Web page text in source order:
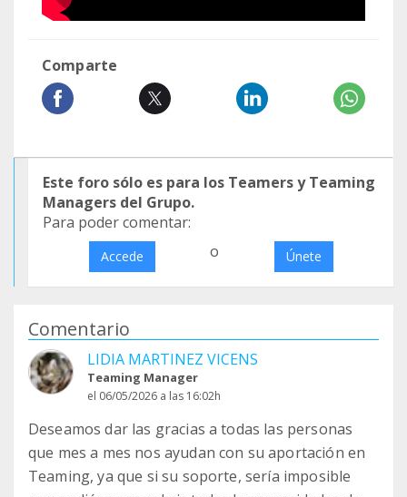
Comparte
Este foro sólo es para los Teamers y Teaming
Managers del Grupo.
Para poder comentar:
Accede o Únete
Comentario
LIDIA MARTINEZ VICENS
Teaming Manager
el 06/05/2026 a las 16:02h
Deseamos dar las gracias a todas las personas
que mes a mes nos ayudan con su aportación en
Teaming, ya que si su soporte, sería imposible